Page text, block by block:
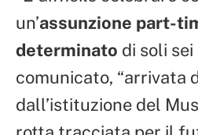
un’assunzione part-
determinato di soli
comunicato, “arrivata
dall’istituzione del